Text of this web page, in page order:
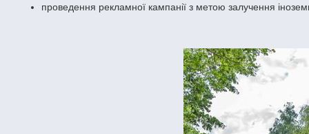
проведення рекламної кампанії з метою залучення